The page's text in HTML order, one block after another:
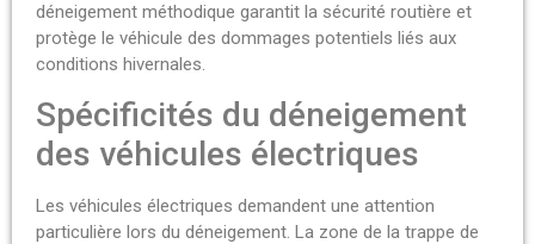
déneigement méthodique garantit la sécurité routière et
protège le véhicule des dommages potentiels liés aux
conditions hivernales.
Spécificités du déneigement
des véhicules électriques
Les véhicules électriques demandent une attention
particulière lors du déneigement. La zone de la trappe de